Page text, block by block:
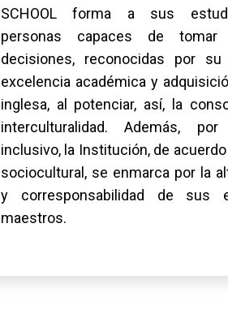
SCHOOL forma a sus
personas capaces de tomar
decisiones, reconocidas por
excelencia académica y
inglesa, al potenciar, así, la
interculturalidad. Además,
inclusivo, la Institución, de
sociocultural, se enmarca por la
y corresponsabilidad de sus
maestros.